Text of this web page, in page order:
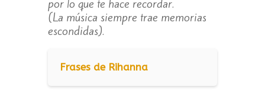
por lo que te hace recordar.
(La música siempre trae memorias
escondidas).
Frases de Rihanna